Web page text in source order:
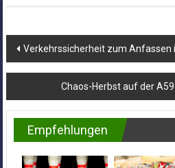
Beitragsnavigation
Verkehrssicherheit zum Anfassen
Chaos-Herbst auf der
Empfehlungen